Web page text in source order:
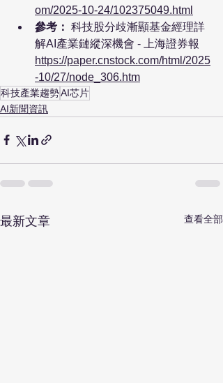
om/2025-10-24/102375049.html
參考： 科技股分歧漸顯基金經理詳
解AI產業鏈縱深機會 - 上海證券報
https://paper.cnstock.com/html/2025
-10/27/node_306.htm
科技產業趨勢AI芯片
AI新聞資訊
最新文章 查看全部